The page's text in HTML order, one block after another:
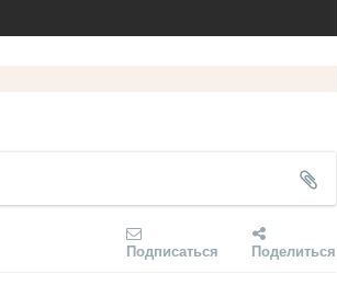
Подписаться Поделиться